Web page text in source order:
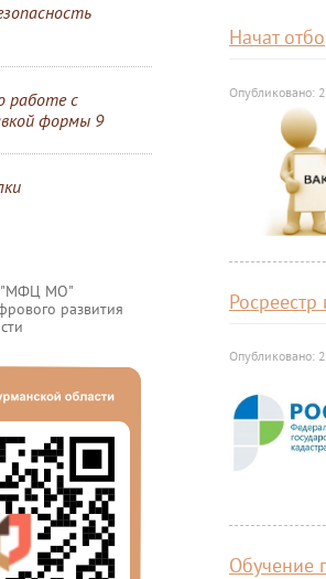
работе с
формы 9
"МФЦ МО"
развития
Начат
Опубликовано:
Опубликовано:
Обучение